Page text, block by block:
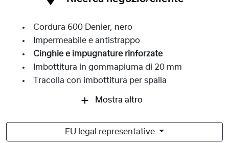
Cordura 600 Denier, nero
Impermeabile e antistrappo
Cinghie e impugnature rinforzate
Imbottitura in gommapiuma di 20 mm
Tracolla con imbottitura per spalla
Mostra altro
EU legal representative